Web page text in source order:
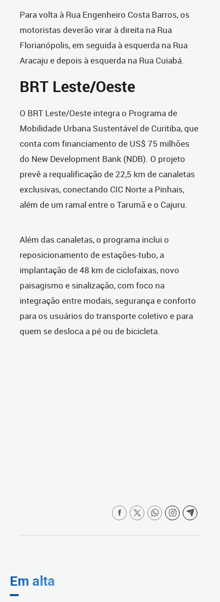
Para volta à Rua Engenheiro Costa Barros, os
motoristas deverão virar à direita na Rua
Florianópolis, em seguida à esquerda na Rua
Aracaju e depois à esquerda na Rua Cuiabá.
BRT Leste/Oeste
O BRT Leste/Oeste integra o Programa de
Mobilidade Urbana Sustentável de Curitiba, que
conta com financiamento de US$ 75 milhões
do New Development Bank (NDB). O projeto
prevê a requalificação de 22,5 km de canaletas
exclusivas, conectando CIC Norte a Pinhais,
além de um ramal entre o Tarumã e o Cajuru.
Além das canaletas, o programa inclui o
reposicionamento de estações-tubo, a
implantação de 48 km de ciclofaixas, novo
paisagismo e sinalização, com foco na
integração entre modais, segurança e conforto
para os usuários do transporte coletivo e para
quem se desloca a pé ou de bicicleta.
Em alta